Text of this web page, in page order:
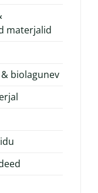
materjalid
biolagunev